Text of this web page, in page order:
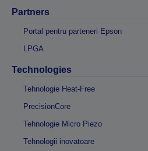
Partners
Portal pentru parteneri Epson
LPGA
Technologies
Tehnologie Heat-Free
PrecisionCore
Tehnologie Micro Piezo
Tehnologii inovatoare